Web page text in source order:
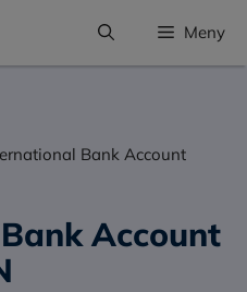
Meny
Bank Account
Account